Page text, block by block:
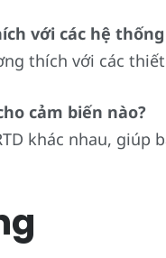
với các hệ
thích với các thiết
cảm biến nào?
khác nhau, giúp